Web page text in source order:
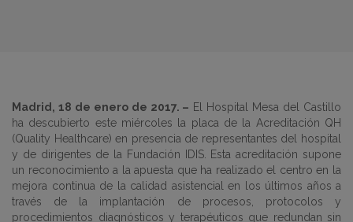
Madrid, 18 de enero de 2017. – El Hospital Mesa del Castillo
ha descubierto este miércoles la placa de la Acreditación QH
(Quality Healthcare) en presencia de representantes del hospital
y de dirigentes de la Fundación IDIS. Esta acreditación supone
un reconocimiento a la apuesta que ha realizado el centro en la
mejora continua de la calidad asistencial en los últimos años a
través de la implantación de procesos, protocolos y
procedimientos diagnósticos y terapéuticos que redundan sin